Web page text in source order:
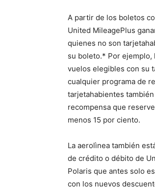
A partir de los boletos
United MileagePlus
quienes no son
su boleto.* Por
vuelos elegibles con su
cualquier programa de
tarjetahabientes
recompensa que
menos 15 por ciento.
La aerolìnea también
de crédito o débito de
Polaris que antes solo
con los nuevos